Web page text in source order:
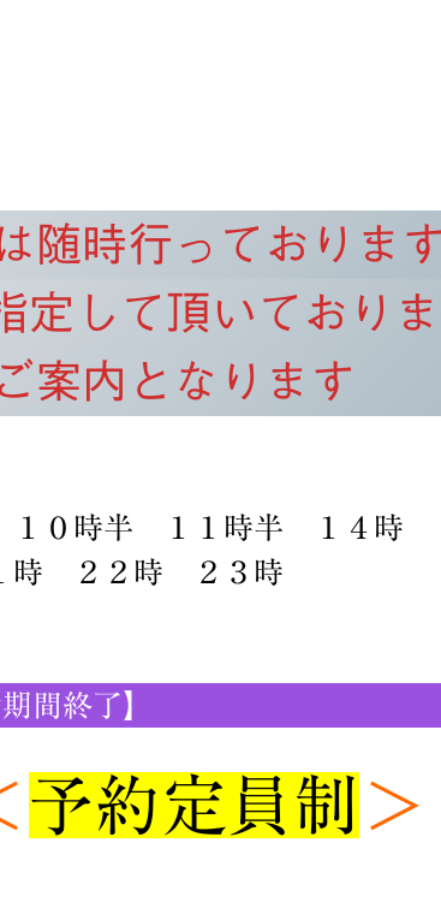
随時行っております
定して頂いており
案内となります
半 ３時半
０時半 １１時半 １４時
２２時 ２３時
間終了】
予約定員制 ＞